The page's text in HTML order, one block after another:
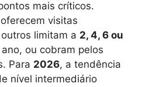
mais críticos.
visitas
limitam a 2, 4, 6 ou
ou cobram pelos
Para 2026, a tendência
nível intermediário